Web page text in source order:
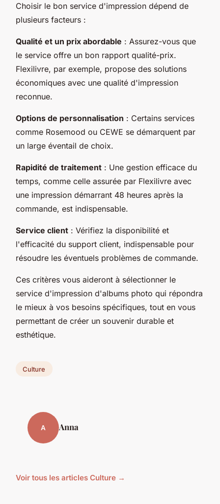
Choisir le bon service d'impression dépend de
plusieurs facteurs :
Qualité et un prix abordable : Assurez-vous que
le service offre un bon rapport qualité-prix.
Flexilivre, par exemple, propose des solutions
économiques avec une qualité d'impression
reconnue.
Options de personnalisation : Certains services
comme Rosemood ou CEWE se démarquent par
un large éventail de choix.
Rapidité de traitement : Une gestion efficace du
temps, comme celle assurée par Flexilivre avec
une impression démarrant 48 heures après la
commande, est indispensable.
Service client : Vérifiez la disponibilité et
l'efficacité du support client, indispensable pour
résoudre les éventuels problèmes de commande.
Ces critères vous aideront à sélectionner le
service d'impression d'albums photo qui répondra
le mieux à vos besoins spécifiques, tout en vous
permettant de créer un souvenir durable et
esthétique.
Culture
A Anna
Voir tous les articles Culture →